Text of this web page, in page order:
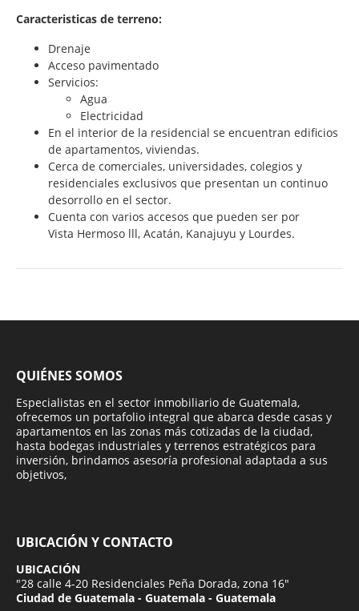
Caracteristicas de terreno:
Drenaje
Acceso pavimentado
Servicios:
Agua
Electricidad
En el interior de la residencial se encuentran edificios
de apartamentos, viviendas.
Cerca de comerciales, universidades, colegios y
residenciales exclusivos que presentan un continuo
desorrollo en el sector.
Cuenta con varios accesos que pueden ser por
Vista Hermoso lll, Acatán, Kanajuyu y Lourdes.
QUIÉNES SOMOS
Especialistas en el sector inmobiliario de Guatemala,
ofrecemos un portafolio integral que abarca desde casas y
apartamentos en las zonas más cotizadas de la ciudad,
hasta bodegas industriales y terrenos estratégicos para
inversión, brindamos asesoría profesional adaptada a sus
objetivos,
UBICACIÓN Y CONTACTO
UBICACIÓN
"28 calle 4-20 Residenciales Peña Dorada, zona 16"
Ciudad de Guatemala - Guatemala - Guatemala